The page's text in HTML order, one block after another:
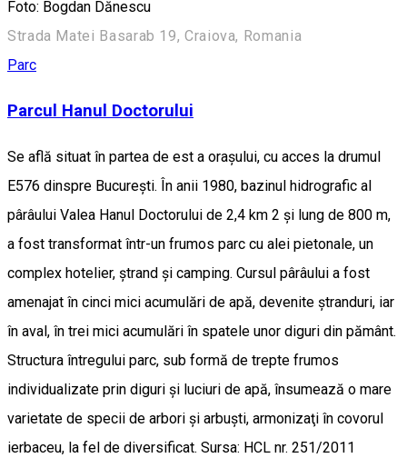
Foto: Bogdan Dănescu
Strada Matei Basarab 19, Craiova, Romania
Parc
Parcul Hanul Doctorului
Se află situat în partea de est a oraşului, cu acces la drumul
E576 dinspre Bucureşti. În anii 1980, bazinul hidrografic al
pârâului Valea Hanul Doctorului de 2,4 km 2 şi lung de 800 m,
a fost transformat într-un frumos parc cu alei pietonale, un
complex hotelier, ştrand şi camping. Cursul pârâului a fost
amenajat în cinci mici acumulări de apă, devenite ştranduri, iar
în aval, în trei mici acumulări în spatele unor diguri din pământ.
Structura întregului parc, sub formă de trepte frumos
individualizate prin diguri şi luciuri de apă, însumează o mare
varietate de specii de arbori şi arbuşti, armonizaţi în covorul
ierbaceu, la fel de diversificat. Sursa: HCL nr. 251/2011